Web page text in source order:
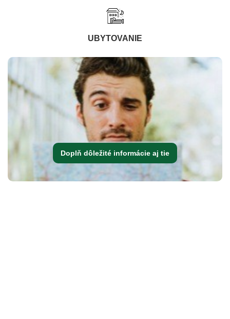
UBYTOVANIE
Doplň dôležité informácie aj tie